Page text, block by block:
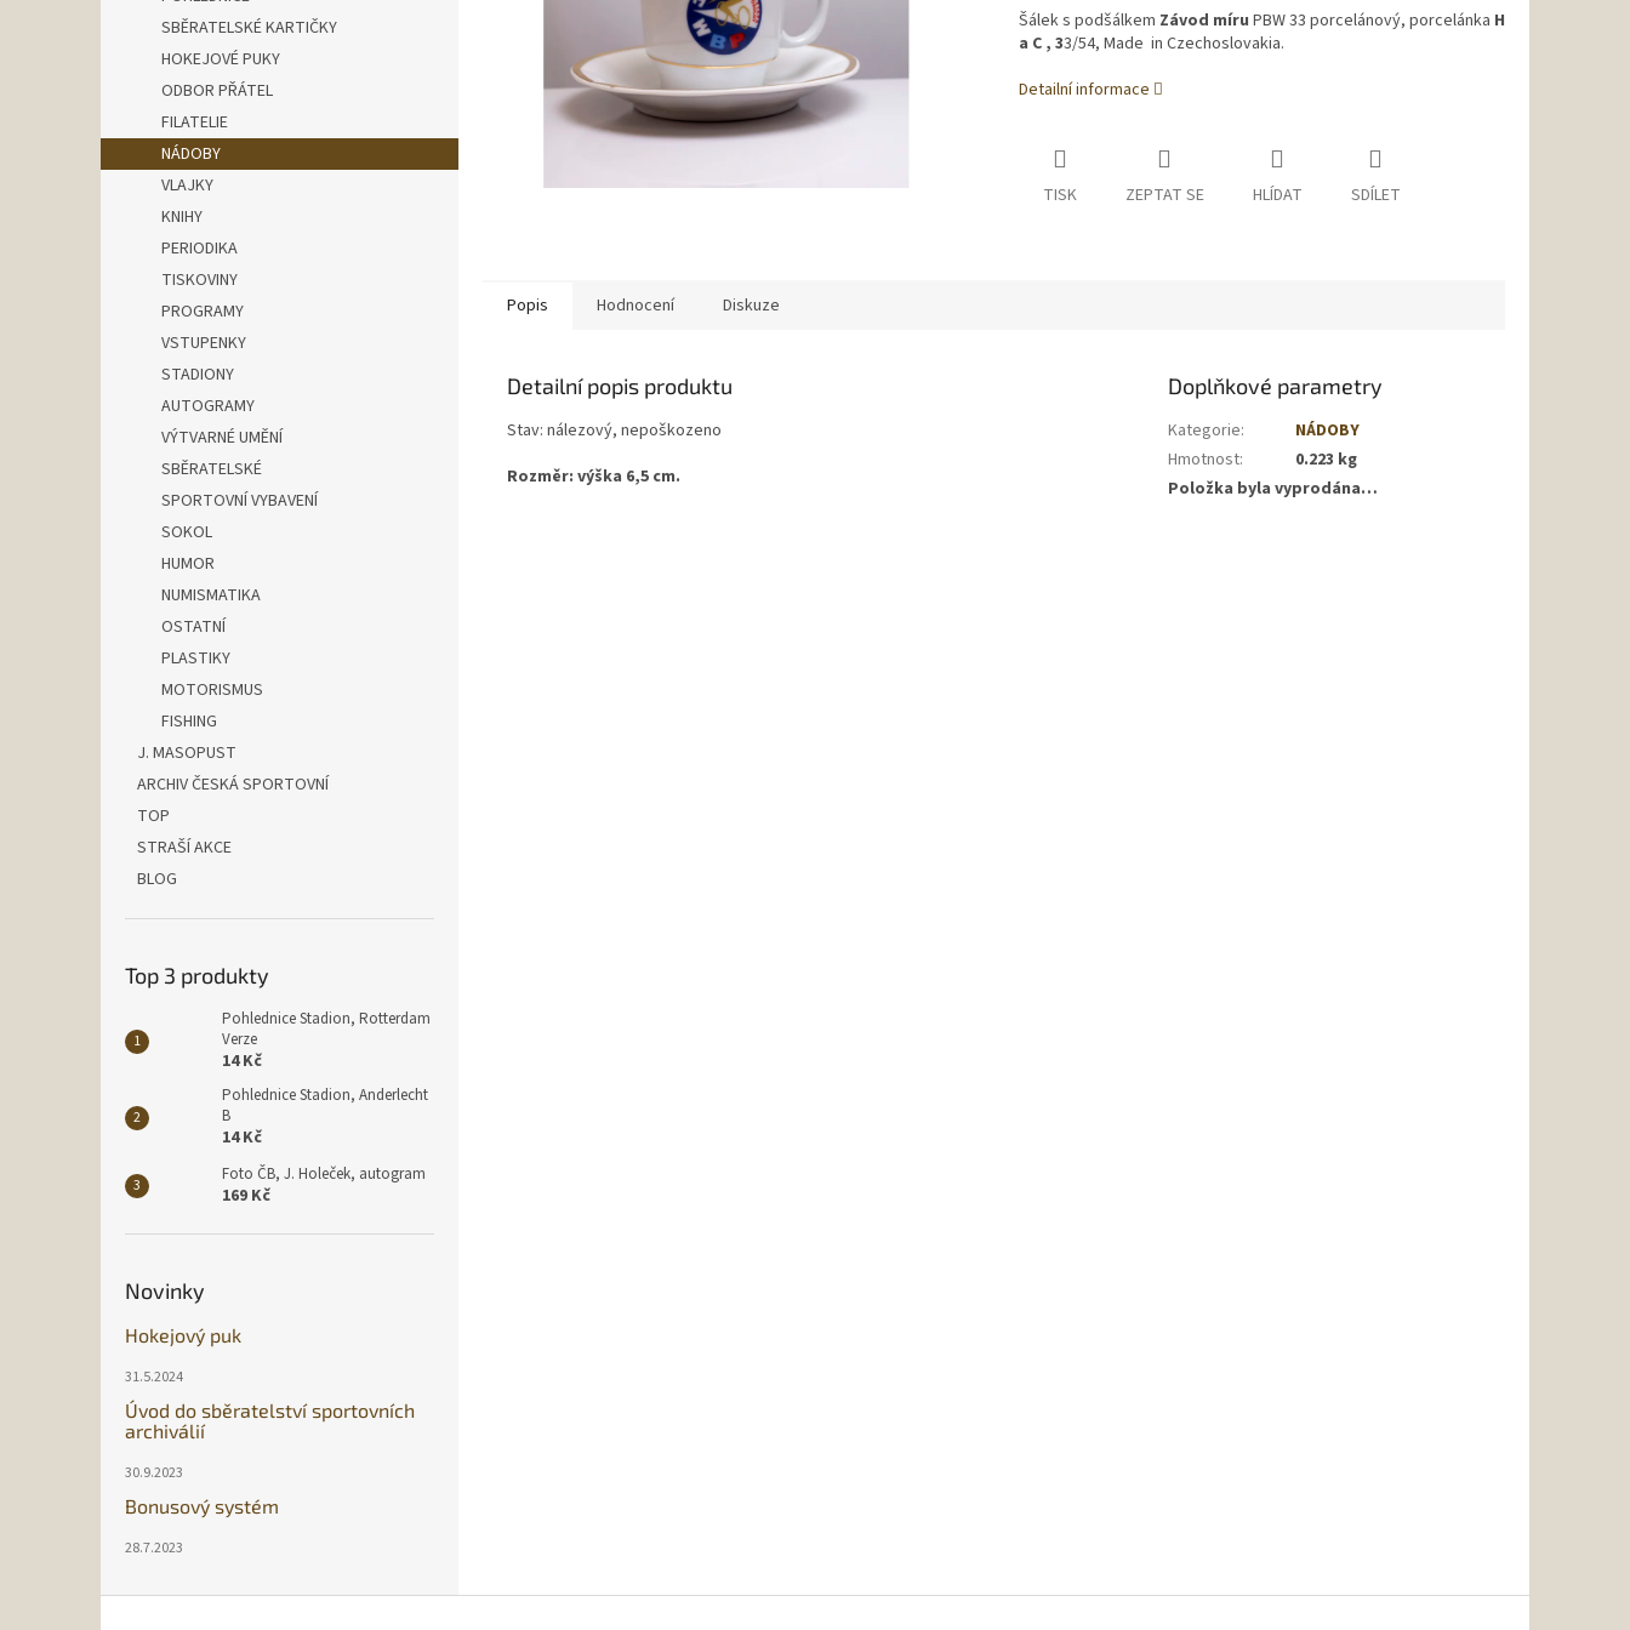
SBĚRATELSKÉ KARTIČKY
HOKEJOVÉ PUKY
ODBOR PŘÁTEL
FILATELIE
NÁDOBY
VLAJKY
KNIHY
PERIODIKA
TISKOVINY
PROGRAMY
VSTUPENKY
STADIONY
AUTOGRAMY
VÝTVARNÉ UMĚNÍ
SBĚRATELSKÉ
SPORTOVNÍ VYBAVENÍ
SOKOL
HUMOR
NUMISMATIKA
OSTATNÍ
PLASTIKY
MOTORISMUS
FISHING
J. MASOPUST
ARCHIV ČESKÁ SPORTOVNÍ
TOP
STRAŠÍ AKCE
BLOG
Top 3 produkty
Pohlednice Stadion, Rotterdam
Verze
14 Kč
Pohlednice Stadion, Anderlecht
B
14 Kč
Foto ČB, J. Holeček, autogram
169 Kč
Novinky
Hokejový puk
31.5.2024
Úvod do sběratelství sportovních
archiválií
30.9.2023
Bonusový systém
28.7.2023
Šálek s podšálkem Závod míru PBW 33 porcelánový, porcelánka H
a C , 33/54, Made in Czechoslovakia.
Detailní informace
TISK ZEPTAT SE HLÍDAT SDÍLET
Popis Hodnocení Diskuze
Detailní popis produktu
Stav: nálezový, nepoškozeno
Rozměr: výška 6,5 cm.
Doplňkové parametry
Kategorie:
NÁDOBY
Hmotnost:
0.223 kg
Položka byla vyprodána…